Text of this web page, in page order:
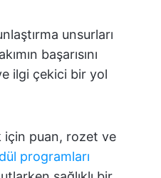
unsurları
başarısını
ilgi çekici bir yol
için puan, rozet ve
programları